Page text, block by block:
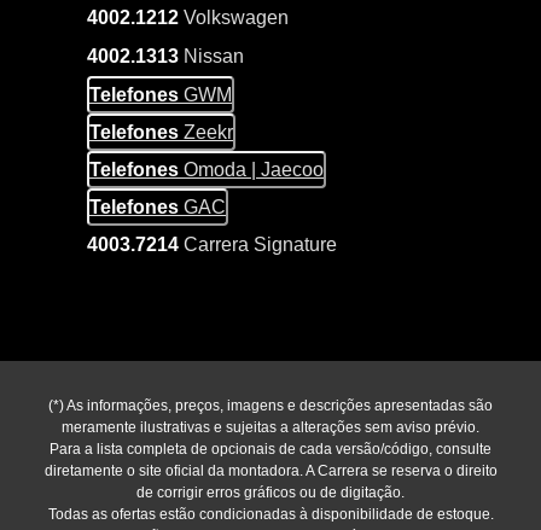
4002.1212 Volkswagen
4002.1313 Nissan
Telefones GWM
Telefones Zeekr
Telefones Omoda | Jaecoo
Telefones GAC
4003.7214 Carrera Signature
(*) As informações, preços, imagens e descrições apresentadas são
meramente ilustrativas e sujeitas a alterações sem aviso prévio.
Para a lista completa de opcionais de cada versão/código, consulte
diretamente o site oficial da montadora. A Carrera se reserva o direito
de corrigir erros gráficos ou de digitação.
Todas as ofertas estão condicionadas à disponibilidade de estoque.